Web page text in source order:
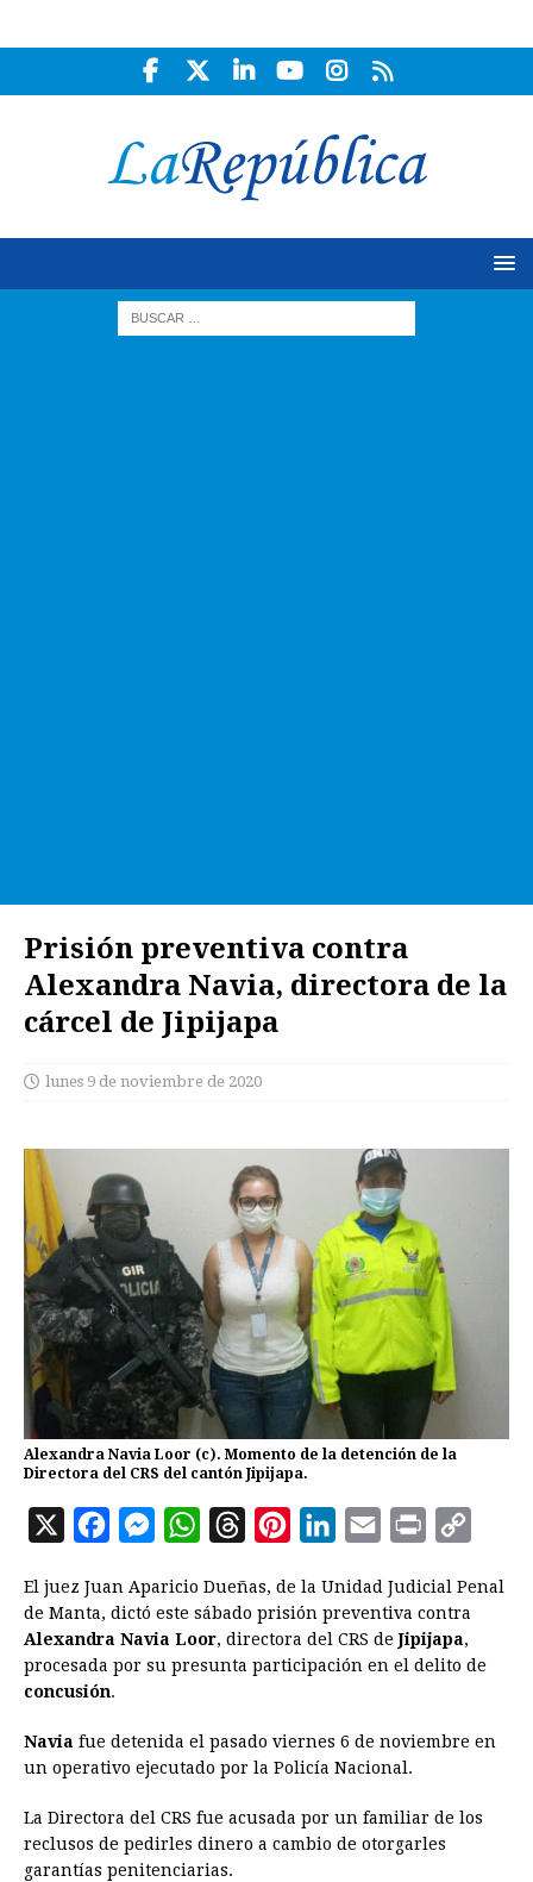
Prisión preventiva contra
Alexandra Navia, directora de la
cárcel de Jipijapa
lunes 9 de noviembre de 2020
Alexandra Navia Loor (c). Momento de la detención de la
Directora del CRS del cantón Jipijapa.
X
c
e
b
o
o
k
M
s
s
e
g
e
r
W
a
t
s
p
p
r
e
a
s
n
t
e
e
s
t
n
k
e
I
n
a
i
l
i
n
t
p
L
n
El juez Juan Aparicio Dueñas, de la Unidad Judicial Penal
de Manta, dictó este sábado prisión preventiva contra
Alexandra Navia Loor, directora del CRS deJipijapa,
procesada por su presunta participación en el delito de
concusión.
Navia fue detenida el pasado viernes 6 de noviembre en
un operativo ejecutado por la Policía Nacional.
La Directora del CRS fue acusada por un familiar de los
reclusos de pedirles dinero a cambio de otorgarles
garantías penitenciarias.